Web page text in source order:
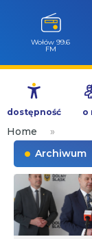
Przejdź
treści
Wołów 99.6
FM
dostępność o
Home
»
Archiwum